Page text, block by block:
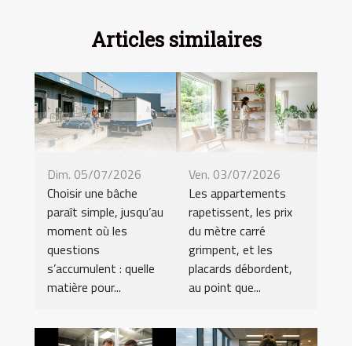
Articles similaires
Dim. 05/07/2026
Choisir une bâche
paraît simple, jusqu’au
moment où les
questions
s’accumulent : quelle
matière pour...
Ven. 03/07/2026
Les appartements
rapetissent, les prix
du mètre carré
grimpent, et les
placards débordent,
au point que...